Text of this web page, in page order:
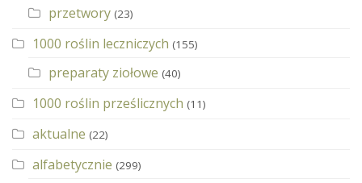
przetwory (23)
1000 roślin leczniczych (155)
preparaty ziołowe (40)
1000 roślin prześlicznych (11)
aktualne (22)
alfabetycznie (299)